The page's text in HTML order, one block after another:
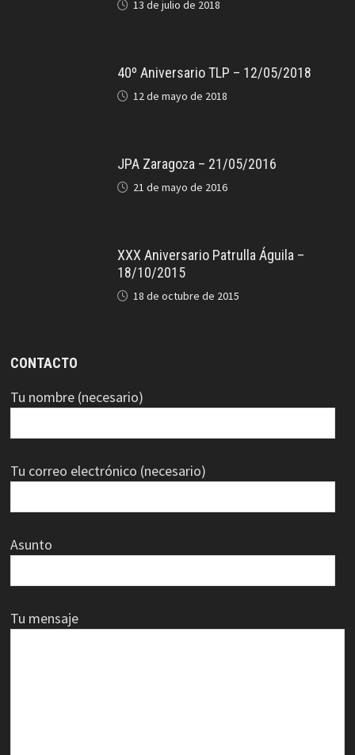
13 de julio de 2018
40º Aniversario TLP – 12/05/2018
12 de mayo de 2018
JPA Zaragoza – 21/05/2016
21 de mayo de 2016
XXX Aniversario Patrulla Águila –
18/10/2015
18 de octubre de 2015
CONTACTO
Tu nombre (necesario)
Tu correo electrónico (necesario)
Asunto
Tu mensaje